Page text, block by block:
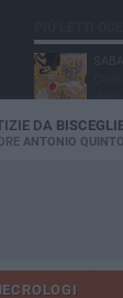
DA
ANTONIO QUINTO
dei